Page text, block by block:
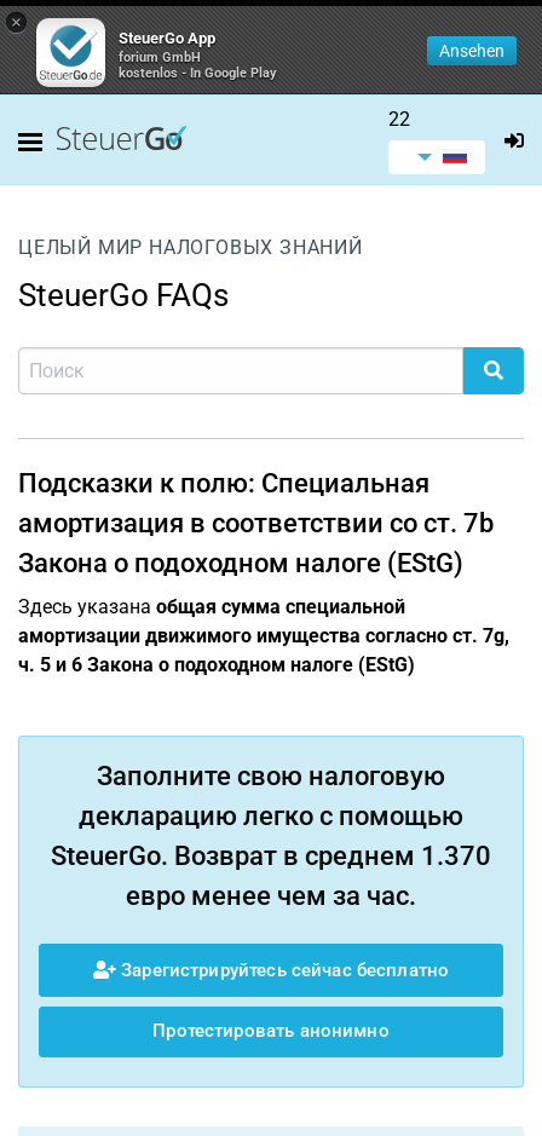
×
SteuerGo App
forium GmbH
kostenlos - In Google Play
Ansehen
22
ЦЕЛЫЙ МИР НАЛОГОВЫХ ЗНАНИЙ
SteuerGo FAQs
Подсказки к полю: Специальная
амортизация в соответствии со ст. 7b
Закона о подоходном налоге (EStG)
Здесь указана общая сумма специальной
амортизации движимого имущества согласно ст. 7g,
ч. 5 и 6 Закона о подоходном налоге (EStG)
Заполните свою налоговую
декларацию легко с помощью
SteuerGo. Возврат в среднем 1.370
евро менее чем за час.
Зарегистрируйтесь сейчас бесплатно
Протестировать анонимно